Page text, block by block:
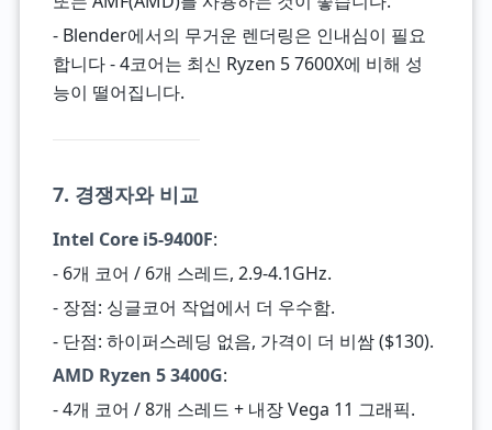
- Blender에서의 무거운 렌더링은 인내심이 필요
합니다 - 4코어는 최신 Ryzen 5 7600X에 비해 성
능이 떨어집니다.
7. 경쟁자와 비교
Intel Core i5-9400F:
- 6개 코어 / 6개 스레드, 2.9-4.1GHz.
- 장점: 싱글코어 작업에서 더 우수함.
- 단점: 하이퍼스레딩 없음, 가격이 더 비쌈 ($130).
AMD Ryzen 5 3400G:
- 4개 코어 / 8개 스레드 + 내장 Vega 11 그래픽.